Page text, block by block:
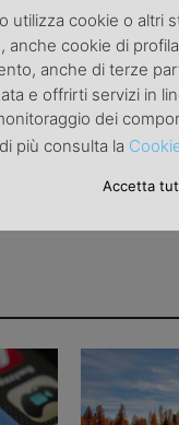
Blue and joy:
utilizza cookie o altri
anche cookie di
anche di terze
e offrirti servizi in
dei
più consulta la
Accetta